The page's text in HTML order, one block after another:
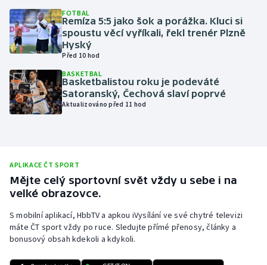
Olympijské hry
Parasport
Plavání
Plážový volejbal
Short track
Sportovní střelba
FOTBAL
Remíza 5:5 jako šok a porážka. Kluci si
spoustu věcí vyříkali, řekl trenér Plzně
Hyský
Před 10 hod
BASKETBAL
Basketbalistou roku je podeváté
Satoranský, Čechová slaví poprvé
Aktualizováno před 11 hod
APLIKACE ČT SPORT
Mějte celý sportovní svět vždy u sebe i na
velké obrazovce.
S mobilní aplikací, HbbTV a apkou iVysílání ve své chytré televizi
máte ČT sport vždy po ruce. Sledujte přímé přenosy, články a
bonusový obsah kdekoli a kdykoli.